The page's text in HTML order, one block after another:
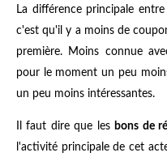
La différence principale
c'est qu'il y a moins de
première. Moins connue
pour le moment un peu
un peu moins intéressantes.
Il faut dire que les bons de
l'activité principale de cet